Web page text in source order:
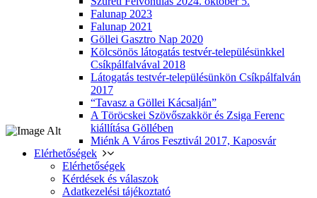
Falunap 2023
Falunap 2021
Göllei Gasztro Nap 2020
Kölcsönös látogatás testvér-településünkkel
Csíkpálfalvával 2018
Látogatás testvér-településünkön Csíkpálfalván
2017
“Tavasz a Göllei Kácsalján”
A Töröcskei Szövőszakkör és Zsiga Ferenc
kiállítása Göllében
Miénk A Város Fesztivál 2017, Kaposvár
Elérhetőségek
Elérhetőségek
Kérdések és válaszok
Adatkezelési tájékoztató